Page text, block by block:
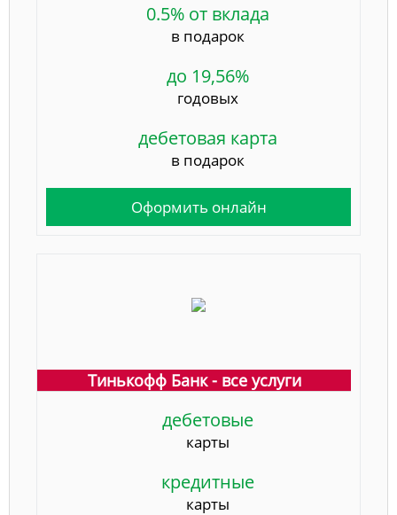
0.5% от вклада
в подарок
до 19,56%
годовых
дебетовая карта
в подарок
Оформить онлайн
Тинькофф Банк - все услуги
дебетовые
карты
кредитные
карты